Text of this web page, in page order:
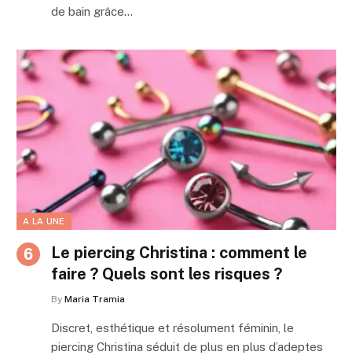
de bain grâce…
A LA UNE
Le piercing Christina : comment le
faire ? Quels sont les risques ?
By Maria Tramia
Discret, esthétique et résolument féminin, le
piercing Christina séduit de plus en plus d’adeptes